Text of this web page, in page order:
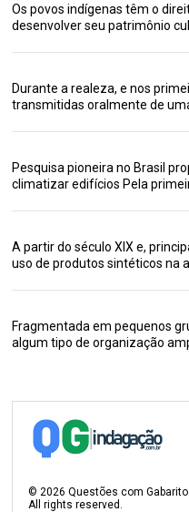
Os povos indígenas têm o
desenvolver seu patrimônio
Durante a realeza, e nos
transmitidas oralmente de
Pesquisa pioneira no Brasil
climatizar edifícios Pela
A partir do século XIX e,
uso de produtos sintéticos na
Fragmentada em pequenos
algum tipo de organização
© 2026 Questões com Gabarito
All rights reserved.